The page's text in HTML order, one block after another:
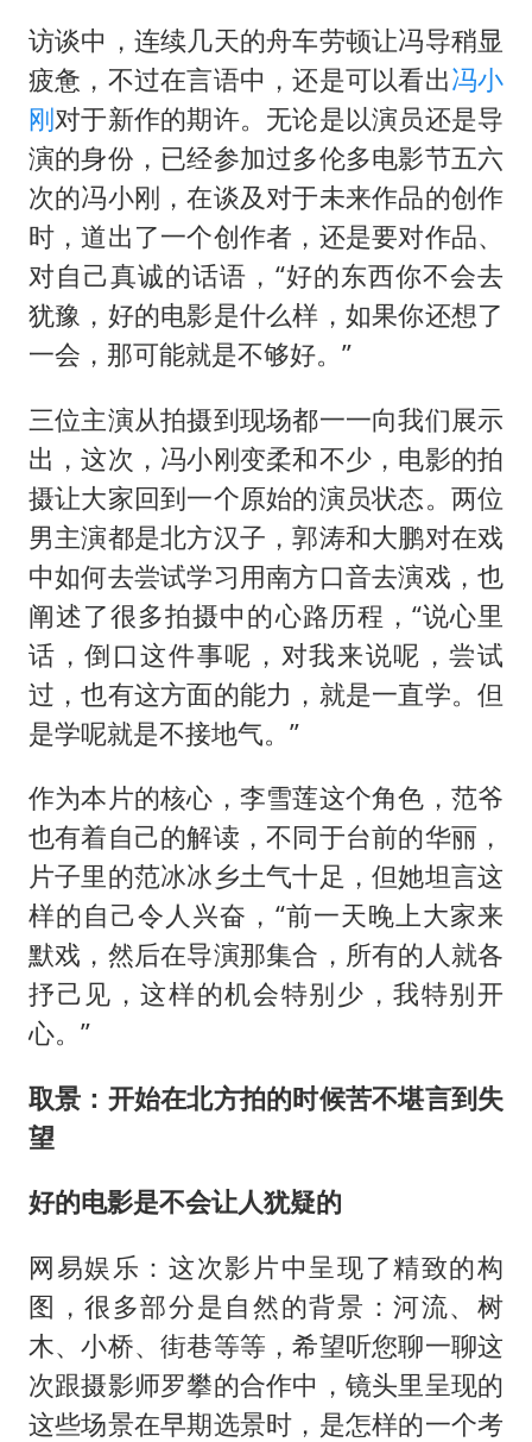
访谈中，连续几天的舟车劳顿让冯导稍显
疲惫，不过在言语中，还是可以看出冯小
刚对于新作的期许。无论是以演员还是导
演的身份，已经参加过多伦多电影节五六
次的冯小刚，在谈及对于未来作品的创作
时，道出了一个创作者，还是要对作品、
对自己真诚的话语，“好的东西你不会去
犹豫，好的电影是什么样，如果你还想了
一会，那可能就是不够好。”
三位主演从拍摄到现场都一一向我们展示
出，这次，冯小刚变柔和不少，电影的拍
摄让大家回到一个原始的演员状态。两位
男主演都是北方汉子，郭涛和大鹏对在戏
中如何去尝试学习用南方口音去演戏，也
阐述了很多拍摄中的心路历程，“说心里
话，倒口这件事呢，对我来说呢，尝试
过，也有这方面的能力，就是一直学。但
是学呢就是不接地气。”
作为本片的核心，李雪莲这个角色，范爷
也有着自己的解读，不同于台前的华丽，
片子里的范冰冰乡土气十足，但她坦言这
样的自己令人兴奋，“前一天晚上大家来
默戏，然后在导演那集合，所有的人就各
抒己见，这样的机会特别少，我特别开
心。”
取景：开始在北方拍的时候苦不堪言到失
望
好的电影是不会让人犹疑的
网易娱乐：这次影片中呈现了精致的构
图，很多部分是自然的背景：河流、树
木、小桥、街巷等等，希望听您聊一聊这
次跟摄影师罗攀的合作中，镜头里呈现的
这些场景在早期选景时，是怎样的一个考